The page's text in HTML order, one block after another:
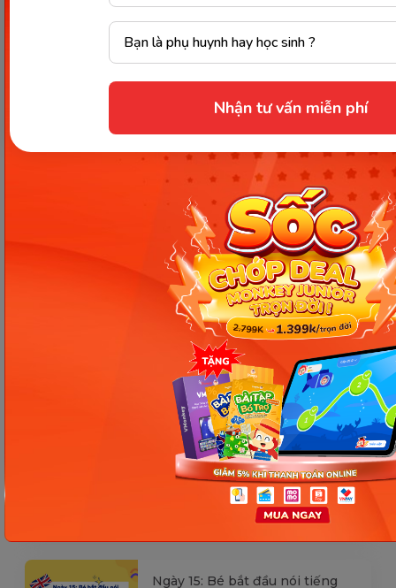
Nhận tư vấn miễn phí
[Thảo luận] Cơn thịnh nộ (ăn
vạ) của trẻ | Kỷ luật tích cực #17
Ngày 18: Vì sao bé nhanh quên
từ tiếng Anh? Cách giúp con
nhớ lâu mà không cần học
nhiều
Ngày 17: Bé nhận diện từ nhanh
qua hình ảnh – Chìa khóa giúp
con hiểu ngay không cần dịch
Ngày 16: Tăng tốc độ phản xạ và
ghi nhớ tiếng Anh – Giúp bé
hiểu và nói nhanh hơn
Ngày 15: Bé bắt đầu nói tiếng